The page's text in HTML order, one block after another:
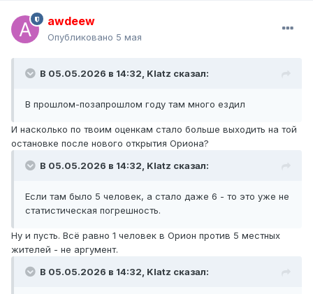
awdeew
Опубликовано 5 мая
В 05.05.2026 в 14:32, Klatz сказал:
В прошлом-позапрошлом году там много ездил
И насколько по твоим оценкам стало больше выходить на той
остановке после нового открытия Ориона?
В 05.05.2026 в 14:32, Klatz сказал:
Если там было 5 человек, а стало даже 6 - то это уже не
статистическая погрешность.
Ну и пусть. Всё равно 1 человек в Орион против 5 местных
жителей - не аргумент.
В 05.05.2026 в 14:32, Klatz сказал: